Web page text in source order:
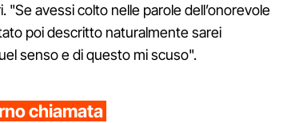
"Se avessi colto nelle parole dell’onorevole
poi descritto naturalmente sarei
senso e di questo mi scuso".
chiamata